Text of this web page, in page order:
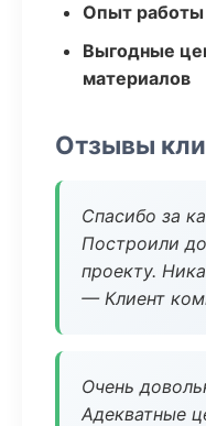
Опыт работы
Выгодные
материалов
Отзывы
Спасибо за
Построили
проекту.
— Клиент
Очень
Адекватные